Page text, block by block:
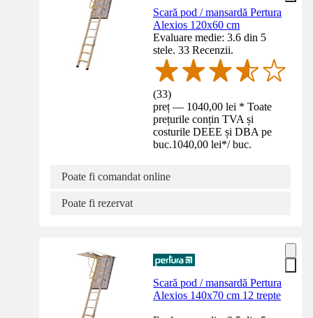
Scară pod / mansardă Pertura
Alexios 120x60 cm
Evaluare medie: 3.6 din 5
stele. 33 Recenzii.
(33)
preț — 1040,00 lei * Toate
prețurile conțin TVA și
costurile DEEE și DBA pe
buc.1040,00 lei*/ buc.
Poate fi comandat online
Poate fi rezervat
Scară pod / mansardă Pertura
Alexios 140x70 cm 12 trepte